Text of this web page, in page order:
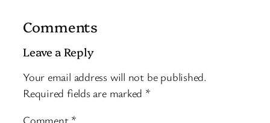
Comments
Leave a Reply
Your email address will not be published.
Required fields are marked *